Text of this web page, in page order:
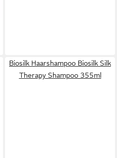
Biosilk Haarshampoo Biosilk Silk
Therapy Shampoo 355ml